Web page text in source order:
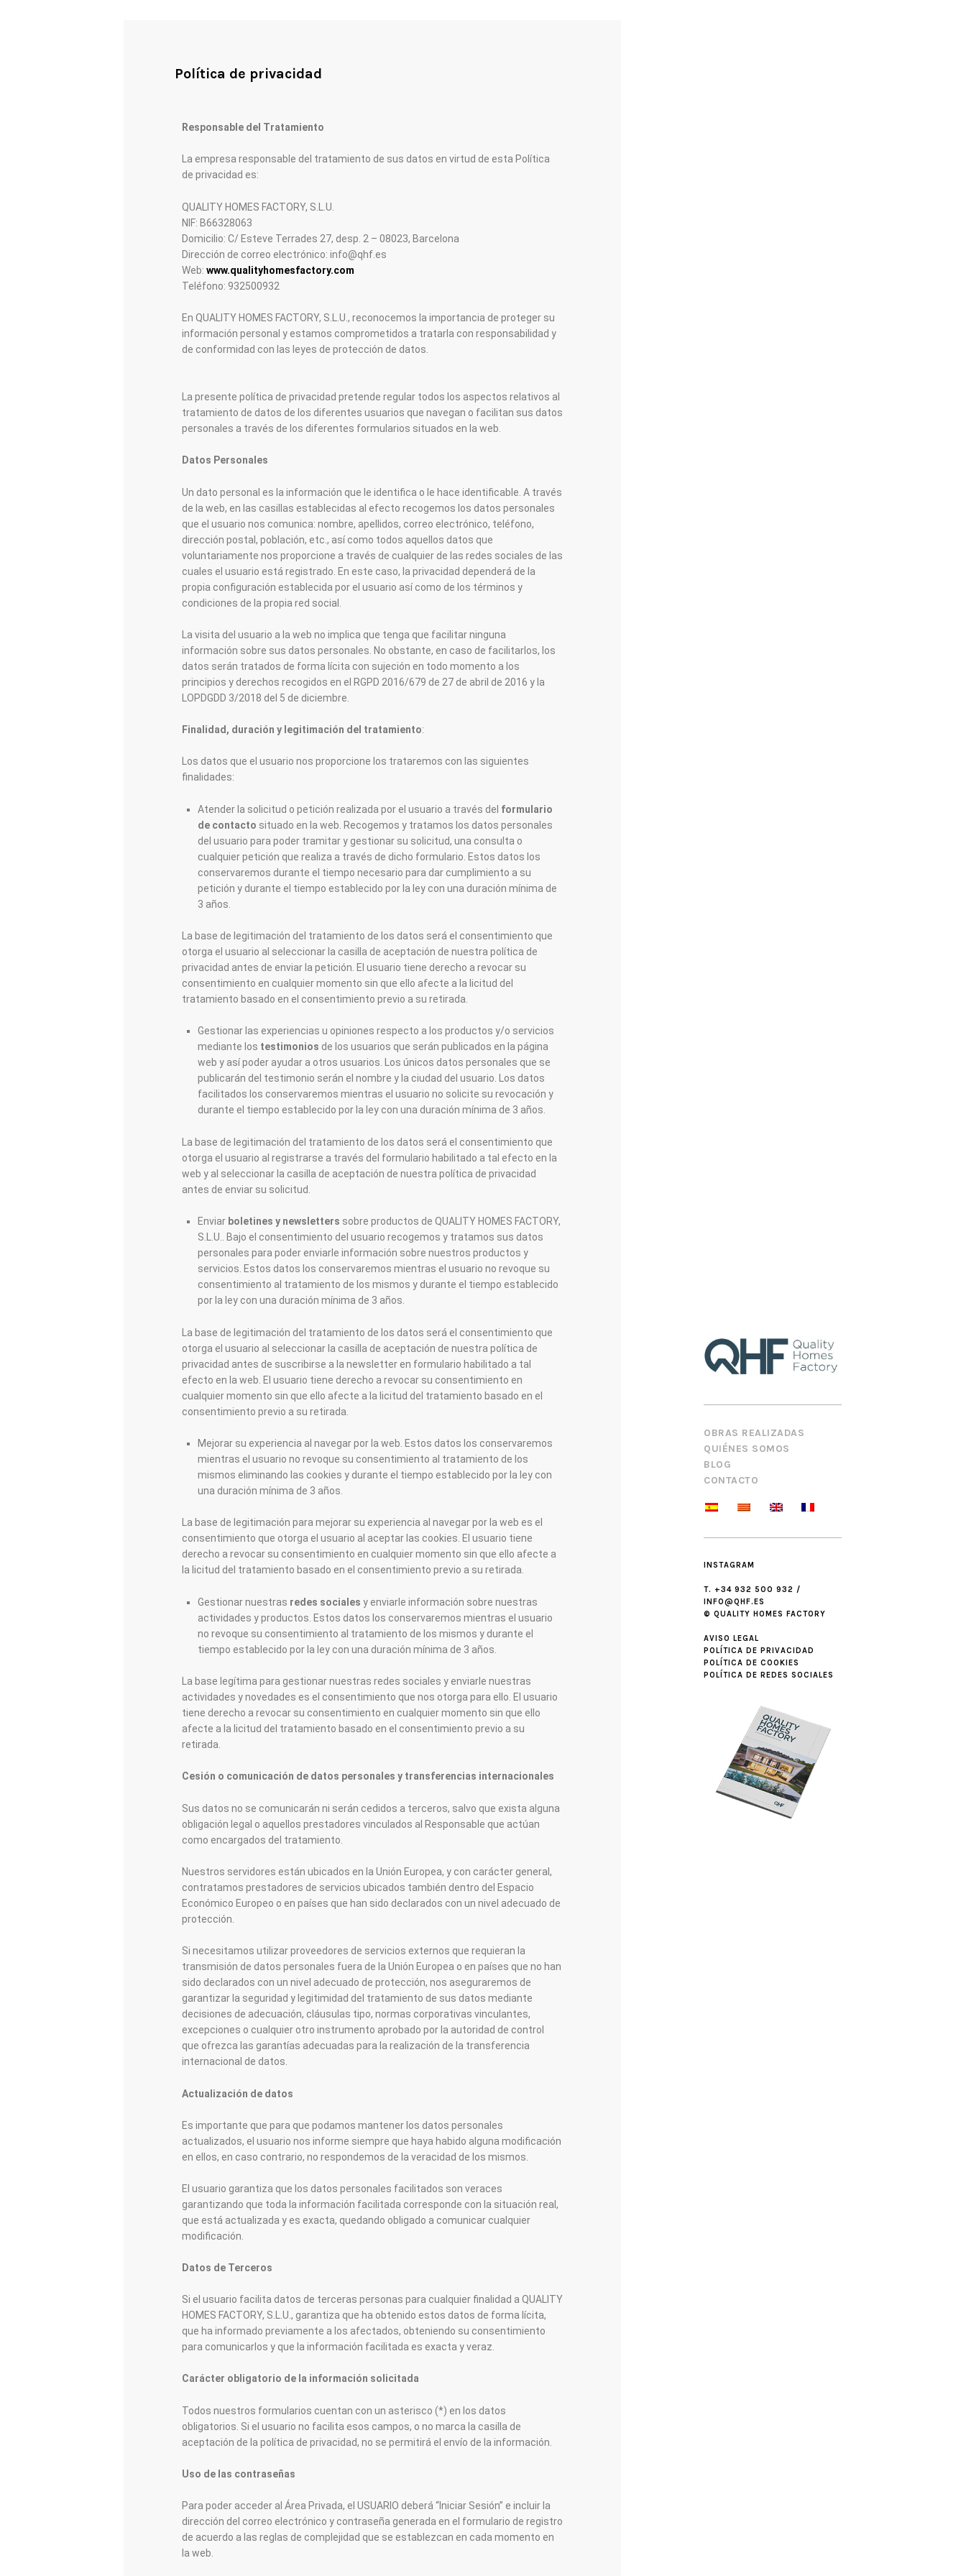
OBRAS REALIZADAS
QUIÉNES SOMOS
BLOG
CONTACTO
INSTAGRAM
T. +34 932 500 932 /
INFO@QHF.ES
© QUALITY HOMES FACTORY
AVISO LEGAL
POLÍTICA DE PRIVACIDAD
POLÍTICA DE COOKIES
POLÍTICA DE REDES SOCIALES
Política de privacidad
Responsable del Tratamiento
La empresa responsable del tratamiento de sus datos en virtud de esta Política
de privacidad es:
QUALITY HOMES FACTORY, S.L.U.
NIF: B66328063
Domicilio: C/ Esteve Terrades 27, desp. 2 – 08023, Barcelona
Dirección de correo electrónico: info@qhf.es
Web: www.qualityhomesfactory.com
Teléfono: 932500932
En QUALITY HOMES FACTORY, S.L.U., reconocemos la importancia de proteger su
información personal y estamos comprometidos a tratarla con responsabilidad y
de conformidad con las leyes de protección de datos.
La presente política de privacidad pretende regular todos los aspectos relativos al
tratamiento de datos de los diferentes usuarios que navegan o facilitan sus datos
personales a través de los diferentes formularios situados en la web.
Datos Personales
Un dato personal es la información que le identifica o le hace identificable. A través
de la web, en las casillas establecidas al efecto recogemos los datos personales
que el usuario nos comunica: nombre, apellidos, correo electrónico, teléfono,
dirección postal, población, etc., así como todos aquellos datos que
voluntariamente nos proporcione a través de cualquier de las redes sociales de las
cuales el usuario está registrado. En este caso, la privacidad dependerá de la
propia configuración establecida por el usuario así como de los términos y
condiciones de la propia red social.
La visita del usuario a la web no implica que tenga que facilitar ninguna
información sobre sus datos personales. No obstante, en caso de facilitarlos, los
datos serán tratados de forma lícita con sujeción en todo momento a los
principios y derechos recogidos en el RGPD 2016/679 de 27 de abril de 2016 y la
LOPDGDD 3/2018 del 5 de diciembre.
Finalidad, duración y legitimación del tratamiento:
Los datos que el usuario nos proporcione los trataremos con las siguientes
finalidades:
Atender la solicitud o petición realizada por el usuario a través del formulario
de contacto situado en la web. Recogemos y tratamos los datos personales
del usuario para poder tramitar y gestionar su solicitud, una consulta o
cualquier petición que realiza a través de dicho formulario. Estos datos los
conservaremos durante el tiempo necesario para dar cumplimiento a su
petición y durante el tiempo establecido por la ley con una duración mínima de
3 años.
La base de legitimación del tratamiento de los datos será el consentimiento que
otorga el usuario al seleccionar la casilla de aceptación de nuestra política de
privacidad antes de enviar la petición. El usuario tiene derecho a revocar su
consentimiento en cualquier momento sin que ello afecte a la licitud del
tratamiento basado en el consentimiento previo a su retirada.
Gestionar las experiencias u opiniones respecto a los productos y/o servicios
mediante los testimonios de los usuarios que serán publicados en la página
web y así poder ayudar a otros usuarios. Los únicos datos personales que se
publicarán del testimonio serán el nombre y la ciudad del usuario. Los datos
facilitados los conservaremos mientras el usuario no solicite su revocación y
durante el tiempo establecido por la ley con una duración mínima de 3 años.
La base de legitimación del tratamiento de los datos será el consentimiento que
otorga el usuario al registrarse a través del formulario habilitado a tal efecto en la
web y al seleccionar la casilla de aceptación de nuestra política de privacidad
antes de enviar su solicitud.
Enviar boletines y newsletters sobre productos de QUALITY HOMES FACTORY,
S.L.U.. Bajo el consentimiento del usuario recogemos y tratamos sus datos
personales para poder enviarle información sobre nuestros productos y
servicios. Estos datos los conservaremos mientras el usuario no revoque su
consentimiento al tratamiento de los mismos y durante el tiempo establecido
por la ley con una duración mínima de 3 años.
La base de legitimación del tratamiento de los datos será el consentimiento que
otorga el usuario al seleccionar la casilla de aceptación de nuestra política de
privacidad antes de suscribirse a la newsletter en formulario habilitado a tal
efecto en la web. El usuario tiene derecho a revocar su consentimiento en
cualquier momento sin que ello afecte a la licitud del tratamiento basado en el
consentimiento previo a su retirada.
Mejorar su experiencia al navegar por la web. Estos datos los conservaremos
mientras el usuario no revoque su consentimiento al tratamiento de los
mismos eliminando las cookies y durante el tiempo establecido por la ley con
una duración mínima de 3 años.
La base de legitimación para mejorar su experiencia al navegar por la web es el
consentimiento que otorga el usuario al aceptar las cookies. El usuario tiene
derecho a revocar su consentimiento en cualquier momento sin que ello afecte a
la licitud del tratamiento basado en el consentimiento previo a su retirada.
Gestionar nuestras redes sociales y enviarle información sobre nuestras
actividades y productos. Estos datos los conservaremos mientras el usuario
no revoque su consentimiento al tratamiento de los mismos y durante el
tiempo establecido por la ley con una duración mínima de 3 años.
La base legítima para gestionar nuestras redes sociales y enviarle nuestras
actividades y novedades es el consentimiento que nos otorga para ello. El usuario
tiene derecho a revocar su consentimiento en cualquier momento sin que ello
afecte a la licitud del tratamiento basado en el consentimiento previo a su
retirada.
Cesión o comunicación de datos personales y transferencias internacionales
Sus datos no se comunicarán ni serán cedidos a terceros, salvo que exista alguna
obligación legal o aquellos prestadores vinculados al Responsable que actúan
como encargados del tratamiento.
​Nuestros servidores están ubicados en la Unión Europea, y con carácter general,
contratamos prestadores de servicios ubicados también dentro del Espacio
Económico Europeo o en países que han sido declarados con un nivel adecuado de
protección.
Si necesitamos utilizar proveedores de servicios externos que requieran la
transmisión de datos personales fuera ​de ​la Unión Europea o en países que no han
sido declarados con un nivel adecuado de protección, nos aseguraremos de
garantizar la seguridad y legitimidad del tratamiento de sus datos mediante
decisiones de adecuación, cláusulas tipo, normas corporativas vinculantes,
excepciones o cualquier otro instrumento aprobado por la autoridad de control
que ofrezca las garantías adecuadas para la realización de la transferencia
internacional de datos.
Actualización de datos
Es importante que para que podamos mantener los datos personales
actualizados, el usuario nos informe siempre que haya habido alguna modificación
en ellos, en caso contrario, no respondemos de la veracidad de los mismos.
El usuario garantiza que los datos personales facilitados son veraces
garantizando que toda la información facilitada corresponde con la situación real,
que está actualizada y es exacta, quedando obligado a comunicar cualquier
modificación.
Datos de Terceros
Si el usuario facilita datos de terceras personas para cualquier finalidad a QUALITY
HOMES FACTORY, S.L.U., garantiza que ha obtenido estos datos de forma lícita,
que ha informado previamente a los afectados, obteniendo su consentimiento
para comunicarlos y que la información facilitada es exacta y veraz.
Carácter obligatorio de la información solicitada
Todos nuestros formularios cuentan con un asterisco (*) en los datos
obligatorios. Si el usuario no facilita esos campos, o no marca la casilla de
aceptación de la política de privacidad, no se permitirá el envío de la información.
Uso de las contraseñas
Para poder acceder al Área Privada, el USUARIO deberá “Iniciar Sesión” e incluir la
dirección del correo electrónico y contraseña generada en el formulario de registro
de acuerdo a las reglas de complejidad que se establezcan en cada momento en
la web.